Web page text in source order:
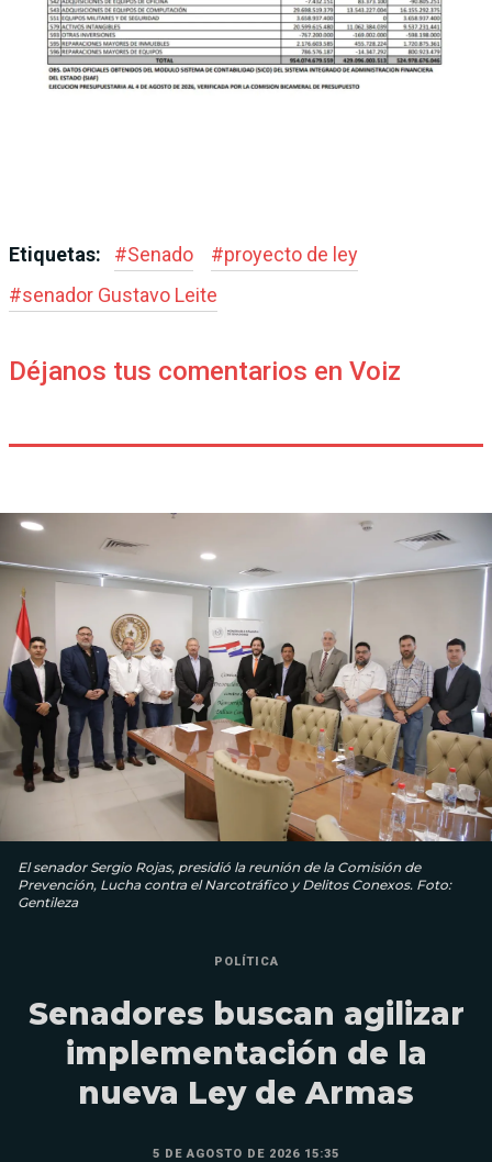
Etiquetas: #Senado #proyecto de ley
#senador Gustavo Leite
Déjanos tus comentarios en Voiz
El senador Sergio Rojas, presidió la reunión de la Comisión de
Prevención, Lucha contra el Narcotráfico y Delitos Conexos. Foto:
Gentileza
POLÍTICA
Senadores buscan agilizar
implementación de la
nueva Ley de Armas
5 DE AGOSTO DE 2026 15:35